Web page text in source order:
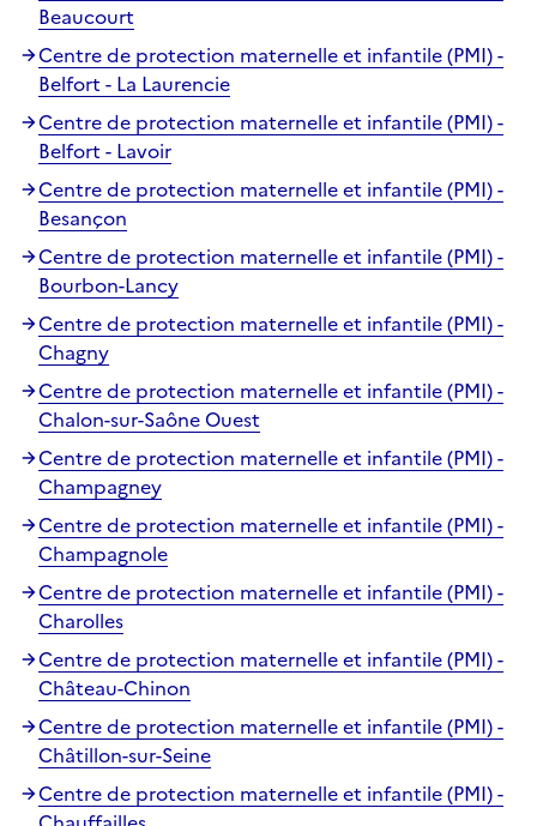
Beaucourt
Centre de protection maternelle et infantile (PMI) -
Belfort - La Laurencie
Centre de protection maternelle et infantile (PMI) -
Belfort - Lavoir
Centre de protection maternelle et infantile (PMI) -
Besançon
Centre de protection maternelle et infantile (PMI) -
Bourbon-Lancy
Centre de protection maternelle et infantile (PMI) -
Chagny
Centre de protection maternelle et infantile (PMI) -
Chalon-sur-Saône Ouest
Centre de protection maternelle et infantile (PMI) -
Champagney
Centre de protection maternelle et infantile (PMI) -
Champagnole
Centre de protection maternelle et infantile (PMI) -
Charolles
Centre de protection maternelle et infantile (PMI) -
Château-Chinon
Centre de protection maternelle et infantile (PMI) -
Châtillon-sur-Seine
Centre de protection maternelle et infantile (PMI) -